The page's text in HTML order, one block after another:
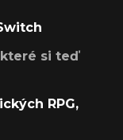
si teď
RPG,